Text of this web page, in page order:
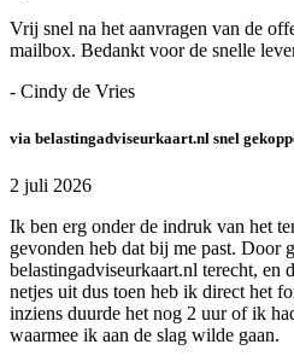
Vrij snel na het aanvragen van de
mailbox. Bedankt voor de snelle
- Cindy de Vries
via belastingadviseurkaart.nl snel
2 juli 2026
Ik ben erg onder de indruk van het
gevonden heb dat bij me past. Door
belastingadviseurkaart.nl terecht, en
netjes uit dus toen heb ik direct het
inziens duurde het nog 2 uur of ik
waarmee ik aan de slag wilde gaan.